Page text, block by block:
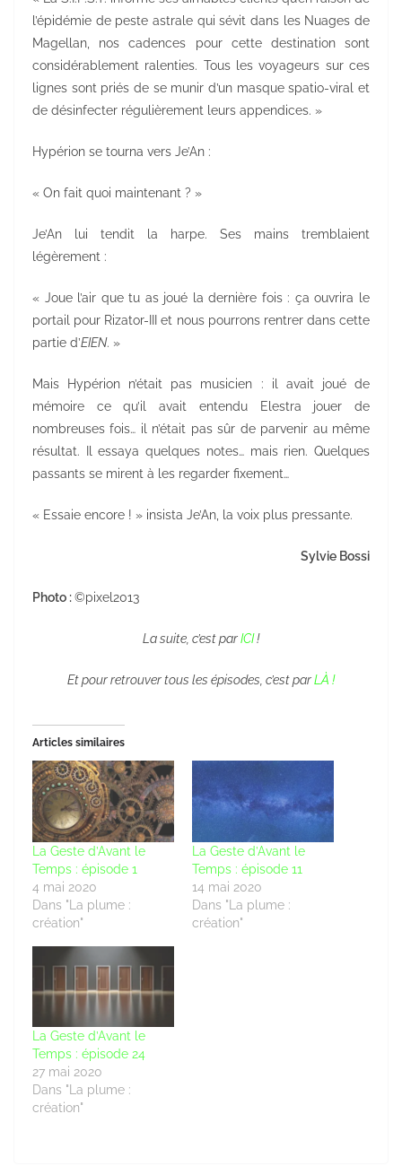
l’épidémie de peste astrale qui sévit dans les Nuages de
Magellan, nos cadences pour cette destination sont
considérablement ralenties. Tous les voyageurs sur ces
lignes sont priés de se munir d’un masque spatio-viral et
de désinfecter régulièrement leurs appendices. »
Hypérion se tourna vers Je’An :
« On fait quoi maintenant ? »
Je’An lui tendit la harpe. Ses mains tremblaient
légèrement :
« Joue l’air que tu as joué la dernière fois : ça ouvrira le
portail pour Rizator-III et nous pourrons rentrer dans cette
partie d’EIEN. »
Mais Hypérion n’était pas musicien : il avait joué de
mémoire ce qu’il avait entendu Elestra jouer de
nombreuses fois… il n’était pas sûr de parvenir au même
résultat. Il essaya quelques notes… mais rien. Quelques
passants se mirent à les regarder fixement…
« Essaie encore ! » insista Je’An, la voix plus pressante.
Sylvie Bossi
Photo :©pixel2013
La suite, c’est parICI!
Et pour retrouver tous les épisodes, c’est parLÀ !
Articles similaires
La Geste d’Avant le
Temps : épisode 1
4 mai 2020
Dans "La plume :
création"
La Geste d’Avant le
Temps : épisode 11
14 mai 2020
Dans "La plume :
création"
La Geste d’Avant le
Temps : épisode 24
27 mai 2020
Dans "La plume :
création"